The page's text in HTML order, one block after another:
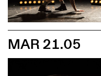
MAR 21.05